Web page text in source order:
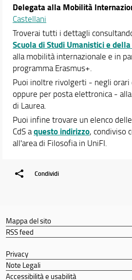
Per laurearsi
Servizi per l'inclusione
Studenti internazionali
Proseguire dopo la laurea
Mobilità internazionale
Qualità del corso
Conoscenza di altre lingue
Attività di tirocinio
Segnalazioni
Didattica
Orario e calendari
Delegata alla Mobilità
Castellani
Troverai tutti i dettagli
Scuola di Studi Umanistici e
alla mobilità internazionale e in
programma Erasmus+.
Puoi inoltre rivolgerti - negli orari
oppure per posta elettronica -
di Laurea.
Puoi infine trovare un elenco
CdS aquesto indirizzo, condiviso
all'area di Filosofia in UniFI.
Condividi
Mappa del sito
RSS feed
Privacy
Note Legali
Accessibilità e usabilità